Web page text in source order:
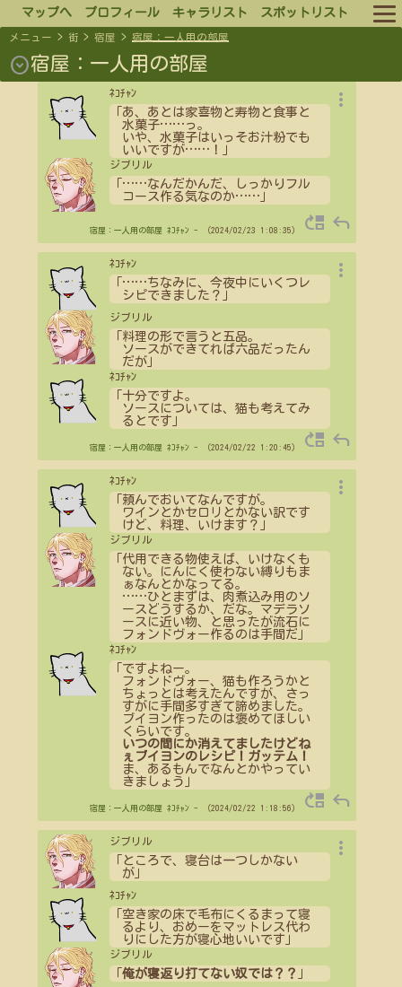
マップへ プロフィール キャラリスト スポットリスト
ログアウト
メニュー > 街 > 宿屋 > 宿屋：一人用の部屋
expand_circle_down宿屋：一人用の部屋
ﾈｺﾁｬﾝ
「あ、あとは家喜物と寿物と食事と
水菓子…… っ。
いや、水菓子はいっそお汁粉でも
いいですが…… ！」
ジブリル
……なんだかんだ、しっかりフル
コース作る気なのか……
more_vert
宿屋：一人用の部屋 ﾈｺﾁｬﾝ - （2024/02/23 1:08:35） move_up reply
ﾈｺﾁｬﾝ
……ちなみに、今夜中にいくつレ
シピできました？」
ジブリル
「料理の形で言うと五品。
ソースができてれば六品だったん
だが」
ﾈｺﾁｬﾝ
「十分ですよ。
ソースについては、猫も考えてみ
るとです」
more_vert
宿屋：一人用の部屋 ﾈｺﾁｬﾝ - （2024/02/22 1:20:45） move_up reply
ﾈｺﾁｬﾝ
「頼んでおいてなんですが。
ワインとかセロリとかない訳です
けど、料理、いけます？」
ジブリル
「代用できる物使えば、いけなくも
ない。にんにく使わない縛りもま
ぁなんとかなってる。
……ひとまずは、肉煮込み用のソ
ースどうするか、だな。マデラソ
ースに近い物、と思ったが流石に
フォンドヴォー作るのは手間だ」
ﾈｺﾁｬﾝ
「ですよねー。
フォンドヴォー、猫も作ろうかと
ちょっとは考えたんですが、さっ
すがに手間多すぎて諦めました。
ブイヨン作ったのは褒めてほしい
くらいです。
いつの間にか消えてましたけどね
ぇブイヨンのレシピ！ガッテム！
ま、あるもんでなんとかやってい
きましょう」
more_vert
宿屋：一人用の部屋 ﾈｺﾁｬﾝ - （2024/02/22 1:18:56） move_up reply
ジブリル
「ところで、寝台は一つしかない
が」
ﾈｺﾁｬﾝ
「空き家の床で毛布にくるまって寝
るより、おめーをマットレス代わ
りにした方が寝心地いいです」
ジブリル
俺が寝返り打てない奴では？？
more_vert